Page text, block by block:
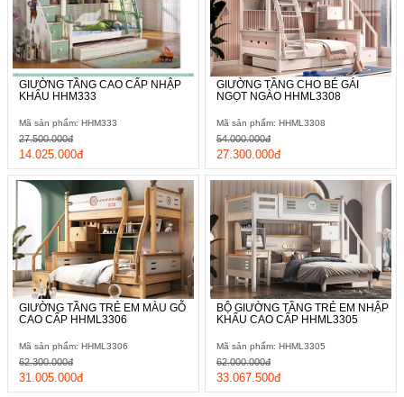
GIƯỜNG TẦNG CAO CẤP NHẬP
KHẨU HHM333
Mã sản phẩm: HHM333
14.025.000đ
27.500.000đ
GIƯỜNG TẦNG CHO BÉ GÁI
NGỌT NGÀO HHML3308
Mã sản phẩm: HHML3308
27.300.000đ
54.000.000đ
GIƯỜNG TẦNG TRẺ EM MÀU GỖ
CAO CẤP HHML3306
Mã sản phẩm: HHML3306
31.005.000đ
62.300.000đ
BỘ GIƯỜNG TẦNG TRẺ EM NHẬP
KHẨU CAO CẤP HHML3305
Mã sản phẩm: HHML3305
33.067.500đ
62.000.000đ